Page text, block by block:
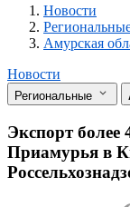
Новости
Разделы
Новости
Амурская
Новости
Региональные
Экспорт более
Приамурья в